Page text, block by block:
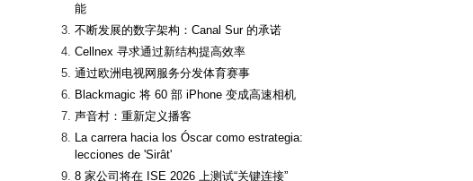
能
不断发展的数字架构：Canal Sur 的承诺
Cellnex 寻求通过新结构提高效率
通过欧洲电视网服务分发体育赛事
Blackmagic 将 60 部 iPhone 变成高速相机
声音村：重新定义播客
La carrera hacia los Óscar como estrategia:
lecciones de 'Sirât'
8 家公司将在 ISE 2026 上测试“关键连接”